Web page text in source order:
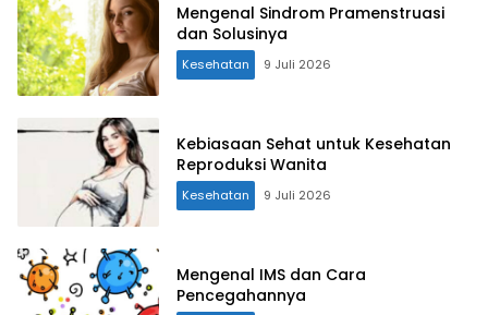
Mengenal Sindrom Pramenstruasi
dan Solusinya
Kesehatan 9 Juli 2026
Kebiasaan Sehat untuk Kesehatan
Reproduksi Wanita
Kesehatan 9 Juli 2026
Mengenal IMS dan Cara
Pencegahannya